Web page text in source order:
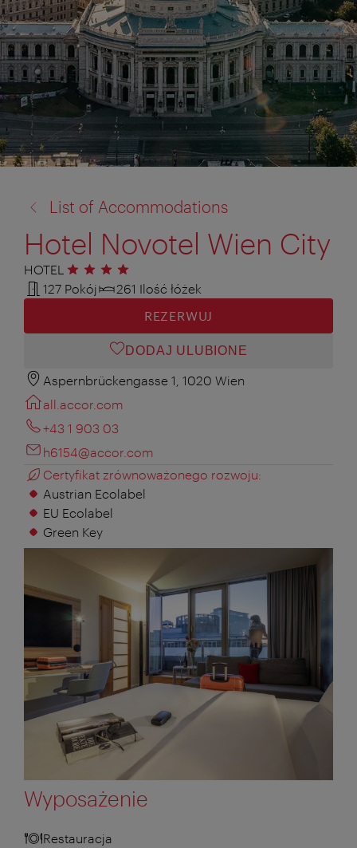
do:
List of Accommodations
Hotel Novotel Wien City
HOTEL 4 gwiazdki
127 Pokój
261 Ilość łóżek
REZERWUJ
DODAJ ULUBIONE
Aspernbrückengasse 1, 1020 Wien
all.accor.com
+43 1 903 03
h6154@accor.com
Certyfikat zrównoważonego rozwoju:
Austrian Ecolabel
EU Ecolabel
Green Key
Wyposażenie
Restauracja